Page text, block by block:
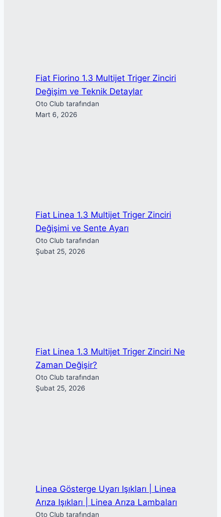
Fiat Fiorino 1.3 Multijet Triger Zinciri
Değişim ve Teknik Detaylar
Oto Club tarafından
Mart 6, 2026
Fiat Linea 1.3 Multijet Triger Zinciri
Değişimi ve Sente Ayarı
Oto Club tarafından
Şubat 25, 2026
Fiat Linea 1.3 Multijet Triger Zinciri Ne
Zaman Değişir?
Oto Club tarafından
Şubat 25, 2026
Linea Gösterge Uyarı Işıkları | Linea
Arıza Işıkları | Linea Arıza Lambaları
Oto Club tarafından